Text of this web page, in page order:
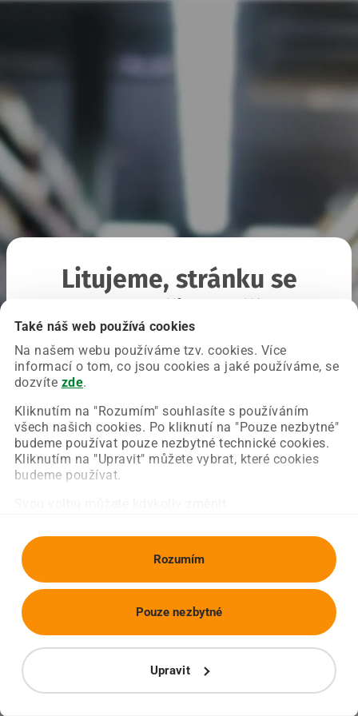
Také náš web používá cookies
Na našem webu používáme tzv. cookies. Více
informací o tom, co jsou cookies a jaké používáme, se
dozvíte zde.
Kliknutím na "Rozumím" souhlasíte s používáním
všech našich cookies. Po kliknutí na "Pouze nezbytné"
budeme používat pouze nezbytné technické cookies.
Kliknutím na "Upravit" můžete vybrat, které cookies
budeme používat.
Rozumím
Upravit
Pouze nezbytné
Litujeme, stránku se
Chyba nastala na naší straně a už ji opravujeme.
Zkuste prosím znovu načíst požadovanou stránku.
Obnovit stránku Úvodní strana